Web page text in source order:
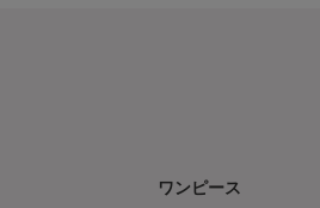
ワンピース